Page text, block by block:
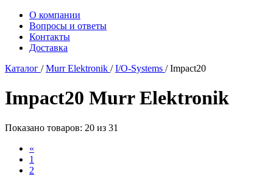
О компании
Вопросы и ответы
Контакты
Доставка
Каталог /Murr Elektronik /I/O-Systems /Impact20
Impact20 Murr Elektronik
Показано товаров: 20 из 31
«
1
2